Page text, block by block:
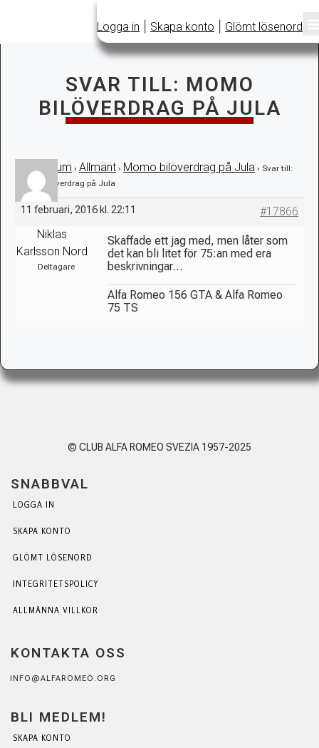
Logga in Skapa konto Glömt lösenord
SVAR TILL: MOMO
BILÖVERDRAG PÅ JULA
› Forum › Allmänt › Momo bilöverdrag på Jula › Svar till:
Momo bilöverdrag på Jula
11 februari, 2016 kl. 22:11
#17866
Niklas
Karlsson Nord
Deltagare
Skaffade ett jag med, men låter som
det kan bli litet för 75:an med era
beskrivningar…
Alfa Romeo 156 GTA & Alfa Romeo
75 TS
© CLUB ALFA ROMEO SVEZIA 1957-2025
SNABBVAL
LOGGA IN
SKAPA KONTO
GLÖMT LÖSENORD
INTEGRITETSPOLICY
ALLMÄNNA VILLKOR
KONTAKTA OSS
INFO@ALFAROMEO.ORG
BLI MEDLEM!
SKAPA KONTO